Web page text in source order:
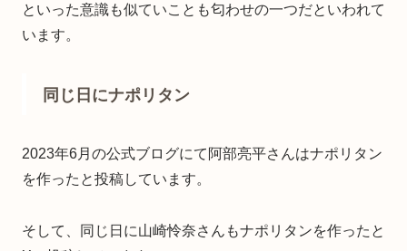
といった意識も似ていことも匂わせの一つだといわれて
います。
同じ日にナポリタン
2023年6月の公式ブログにて阿部亮平さんはナポリタン
を作ったと投稿しています。
そして、同じ日に山崎怜奈さんもナポリタンを作ったと